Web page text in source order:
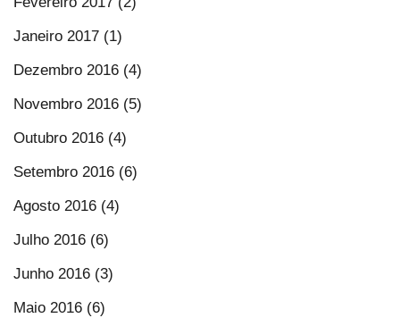
Janeiro 2017 (1)
Dezembro 2016 (4)
Novembro 2016 (5)
Outubro 2016 (4)
Setembro 2016 (6)
Agosto 2016 (4)
Julho 2016 (6)
Junho 2016 (3)
Maio 2016 (6)